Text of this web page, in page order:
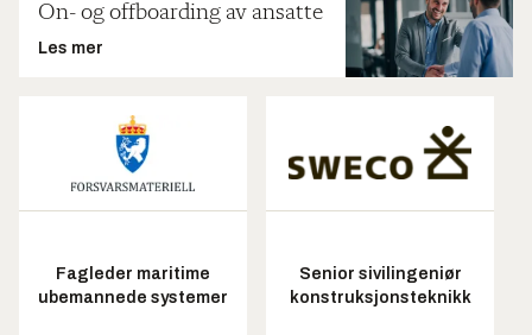
On- og offboarding av ansatte
Les mer
Fagleder maritime
ubemannede systemer
Senior sivilingeniør
konstruksjonsteknikk